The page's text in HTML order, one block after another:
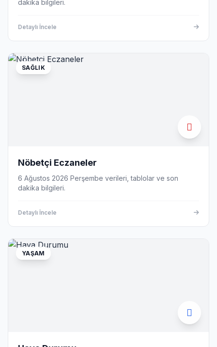
dakika bilgileri.
Detaylı İncele
SAĞLIK
Nöbetçi Eczaneler
6 Ağustos 2026 Perşembe verileri, tablolar ve son
dakika bilgileri.
Detaylı İncele
YAŞAM